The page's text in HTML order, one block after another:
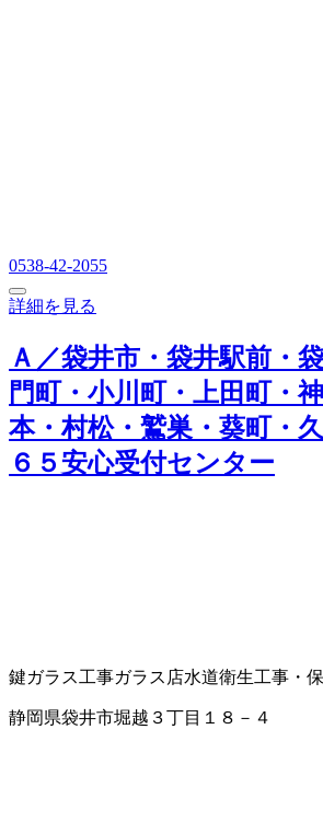
0538-42-2055
詳細を見る
Ａ／袋井市・袋井駅前・
門町・小川町・上田町・
本・村松・鷲巣・葵町・
６５安心受付センター
鍵ガラス工事ガラス店水道衛生工事・
静岡県袋井市堀越３丁目１８－４